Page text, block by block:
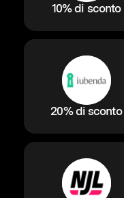
10% di sconto
20% di sconto